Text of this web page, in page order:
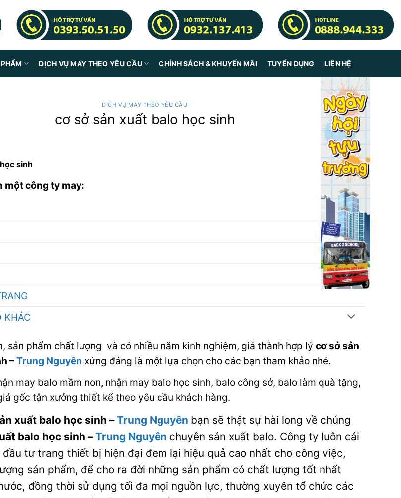
DỊCH VỤ MAY THEO YÊU CẦU CHÍNH SÁCH & KHUYẾN MÃI TUYỂN DỤNG LIÊN HỆ
DỊCH VỤ MAY THEO YÊU CẦU
cơ sở sản xuất balo học sinh
sinh
một công ty may:
KHÁC
sản phẩm chất lượng và có nhiều năm kinh nghiệm, giá thành hợp lýcơ sở sản
–Trung Nguyên xứng đáng là một lựa chọn cho các bạn tham khảo nhé.
may balo mầm non, nhận may balo học sinh, balo công sở, balo làm quà tặng,
gốc tận xưởng thiết kế theo yêu cầu khách hàng.
xuất balo học sinh –Trung Nguyên bạn sẽ thật sự hài long về chúng
balo học sinh –Trung Nguyên chuyên sản xuất balo. Công ty luôn cải
tư trang thiết bị hiện đại đem lại hiệu quả cao nhất cho công việc,
sản phẩm, để cho ra đời những sản phẩm có chất lượng tốt nhất
đồng thời sử dụng tối đa mọi nguồn lực, thường xuyên tổ chức các